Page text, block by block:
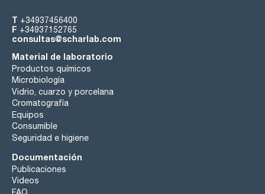
T +34937456400
F +34937152765
consultas@scharlab.com
Material de laboratorio
Productos químicos
Microbiología
Vidrio, cuarzo y porcelana
Cromatografía
Equipos
Consumible
Seguridad e higiene
Documentación
Publicaciones
Videos